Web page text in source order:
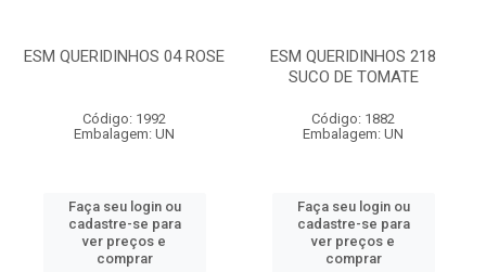
ESM QUERIDINHOS 04 ROSE
Código: 1992
Embalagem: UN
Faça seu login ou
cadastre-se para
ver preços e
comprar
ESM QUERIDINHOS 218
SUCO DE TOMATE
Código: 1882
Embalagem: UN
Faça seu login ou
cadastre-se para
ver preços e
comprar